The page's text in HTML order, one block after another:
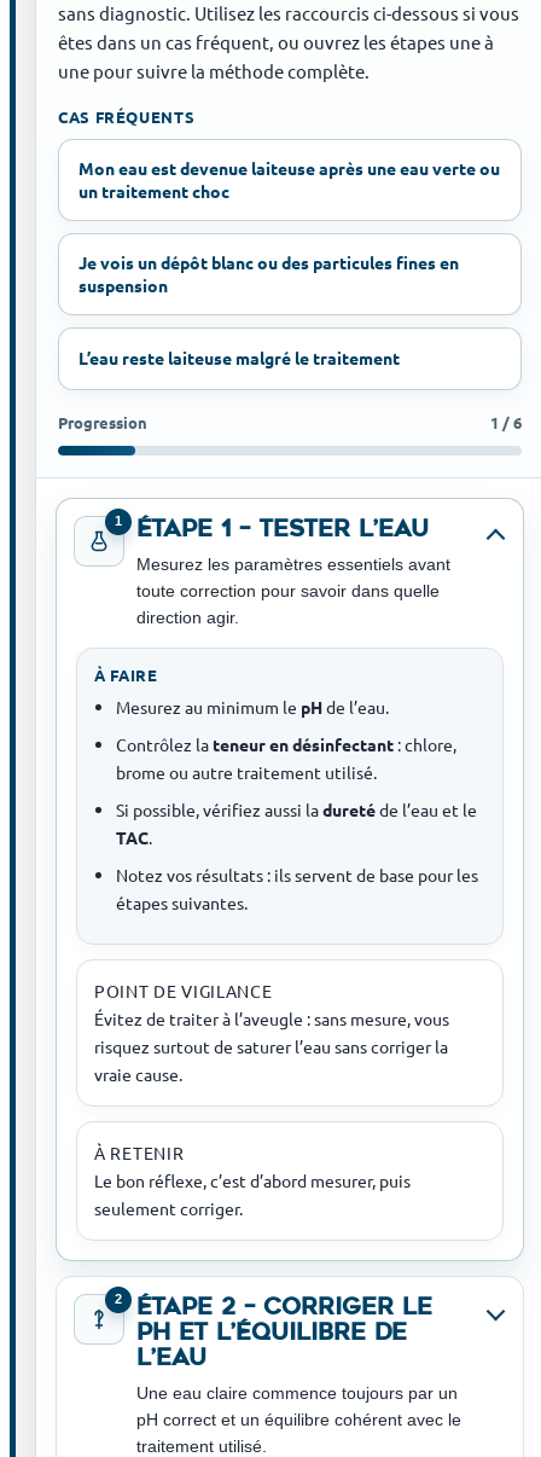
sans diagnostic. Utilisez les raccourcis ci-dessous si vous
êtes dans un cas fréquent, ou ouvrez les étapes une à
une pour suivre la méthode complète.
CAS FRÉQUENTS
Mon eau est devenue laiteuse après une eau verte ou
un traitement choc
Je vois un dépôt blanc ou des particules fines en
suspension
L’eau reste laiteuse malgré le traitement
Progression 1 / 6
1 Étape 1 – Tester l’eau
Mesurez les paramètres essentiels avant
toute correction pour savoir dans quelle
direction agir.
À FAIRE
Mesurez au minimum le pHde l’eau.
Contrôlez la teneur en désinfectant : chlore,
brome ou autre traitement utilisé.
Si possible, vérifiez aussi laduretéde l’eau et le
TAC.
Notez vos résultats : ils servent de base pour les
étapes suivantes.
POINT DE VIGILANCE
Évitez de traiter à l’aveugle : sans mesure, vous
risquez surtout de saturer l’eau sans corriger la
vraie cause.
À RETENIR
Le bon réflexe, c’est d’abord mesurer, puis
seulement corriger.
2
Étape 2 – Corriger le
pH et l’équilibre de
l’eau
Une eau claire commence toujours par un
pH correct et un équilibre cohérent avec le
traitement utilisé.